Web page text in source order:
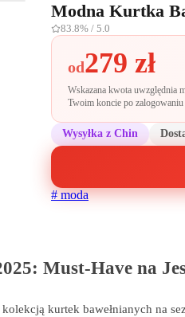
Modna Kurtka
83.8% / 5.0
od279 zł
Wskazana kwota uwzględnia
Twoim koncie po zalogowaniu
Wysyłka z Chin
#moda
Must-Have na
kurtek bawełnianych na